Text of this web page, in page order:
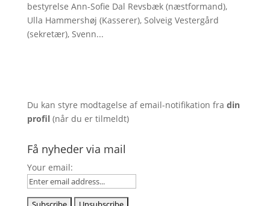
bestyrelse Ann-Sofie Dal Revsbæk (næstformand),
Ulla Hammershøj (Kasserer), Solveig Vestergård
(sekretær), Svenn...
Du kan styre modtagelse af email-notifikation fra din
profil(når du er tilmeldt)
Få nyheder via mail
Your email: